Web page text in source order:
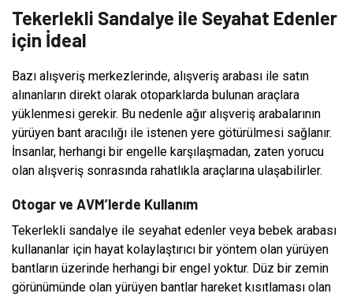
Tekerlekli Sandalye ile Seyahat Edenler
için İdeal
Bazı alışveriş merkezlerinde, alışveriş arabası ile satın
alınanların direkt olarak otoparklarda bulunan araçlara
yüklenmesi gerekir. Bu nedenle ağır alışveriş arabalarının
yürüyen bant aracılığı ile istenen yere götürülmesi sağlanır.
İnsanlar, herhangi bir engelle karşılaşmadan, zaten yorucu
olan alışveriş sonrasında rahatlıkla araçlarına ulaşabilirler.
Otogar ve AVM’lerde Kullanım
Tekerlekli sandalye ile seyahat edenler veya bebek arabası
kullananlar için hayat kolaylaştırıcı bir yöntem olan yürüyen
bantların üzerinde herhangi bir engel yoktur. Düz bir zemin
görünümünde olan yürüyen bantlar hareket kısıtlaması olan